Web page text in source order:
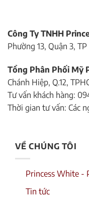
Công Ty TNHH
Phường 13, Quận 3,
Tổng Phân Phối Mỹ
Chánh Hiệp, Q.12,
Tư vấn khách hàng:
Thời gian tư vấn: Các
VỀ CHÚNG TÔI
Princess White -
Tin tức